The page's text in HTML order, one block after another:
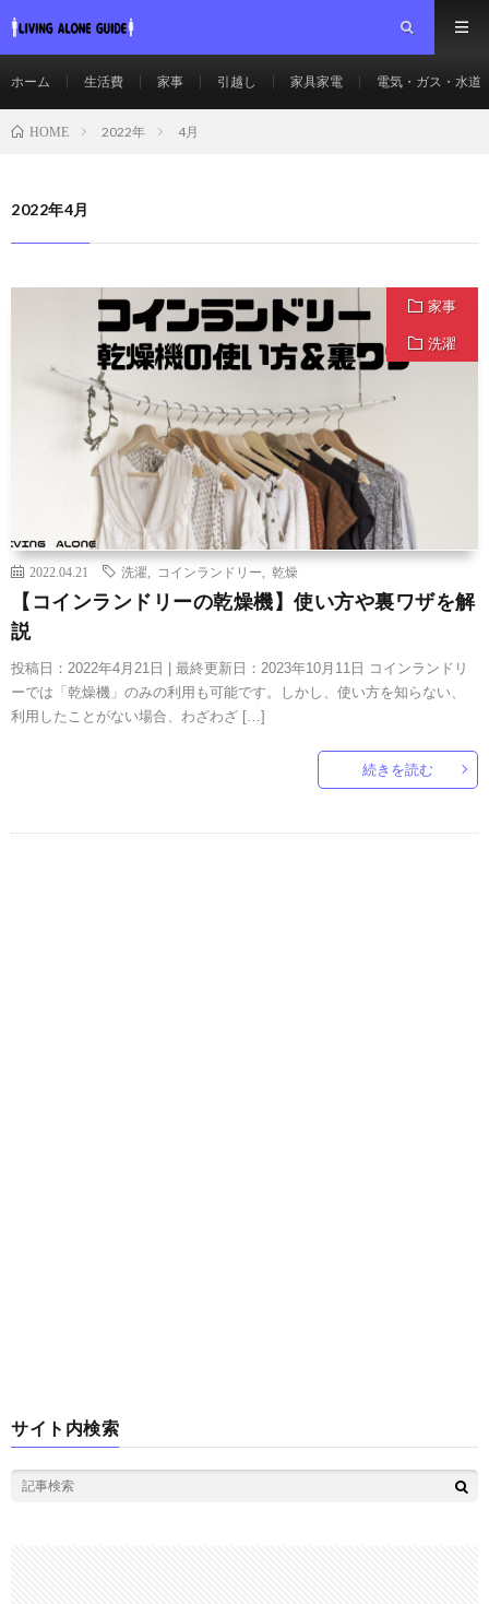
ホーム 生活費 家事 引越し 家具家電 電気・ガス・水道
HOME 2022年 4月
2022年4月
家事
洗濯
2022.04.21 洗濯 コインランドリー 乾燥
【コインランドリーの乾燥機】使い方や裏ワザを解
説
投稿日：2022年4月21日 | 最終更新日：2023年10月11日 コインランドリ
ーでは「乾燥機」のみの利用も可能です。しかし、使い方を知らない、
利用したことがない場合、わざわざ […]
続きを読む
サイト内検索